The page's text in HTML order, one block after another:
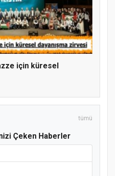
ve Gençlik Konferansı
Yaz Kur’an Kursu
için küresel
tümü
Çeken Haberler